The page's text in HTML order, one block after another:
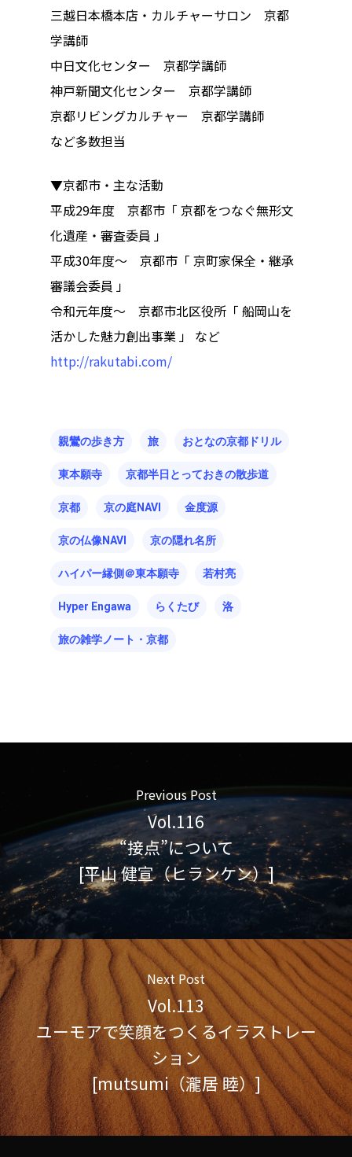
三越日本橋本店・カルチャーサロン 京都
学講師
中日文化センター 京都学講師
神戸新聞文化センター 京都学講師
京都リビングカルチャー 京都学講師
など多数担当
▼京都市・主な活動
平成29年度 京都市「 京都をつなぐ無形文
化遺産・審査委員 」
平成30年度～ 京都市「 京町家保全・継承
審議会委員 」
令和元年度～ 京都市北区役所「 船岡山を
活かした魅力創出事業 」 など
http://rakutabi.com/
親鸞の歩き方 旅 おとなの京都ドリル
東本願寺 京都半日とっておきの散歩道
京都 京の庭NAVI 金度源
京の仏像NAVI 京の隠れ名所
ハイパー縁側＠東本願寺 若村亮
Hyper Engawa らくたび 洛
旅の雑学ノート・京都
Previous Post
Vol.116
“接点”について
[平山 健宣（ヒランケン）]
Next Post
Vol.113
ユーモアで笑顔をつくるイラストレー
ション
[mutsumi（瀧居 睦）]